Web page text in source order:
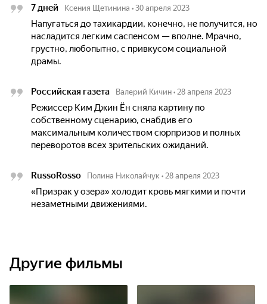
7 дней Ксения Щетинина • 30 апреля 2023
Напугаться до тахикардии, конечно, не получится, но
насладится легким саспенсом — вполне. Мрачно,
грустно, любопытно, с привкусом социальной
драмы.
Российская газета Валерий Кичин • 28 апреля 2023
Режиссер Ким Джин Ён сняла картину по
собственному сценарию, снабдив его
максимальным количеством сюрпризов и полных
переворотов всех зрительских ожиданий.
RussoRosso Полина Николайчук • 28 апреля 2023
«Призрак у озера» холодит кровь мягкими и почти
незаметными движениями.
Другие фильмы